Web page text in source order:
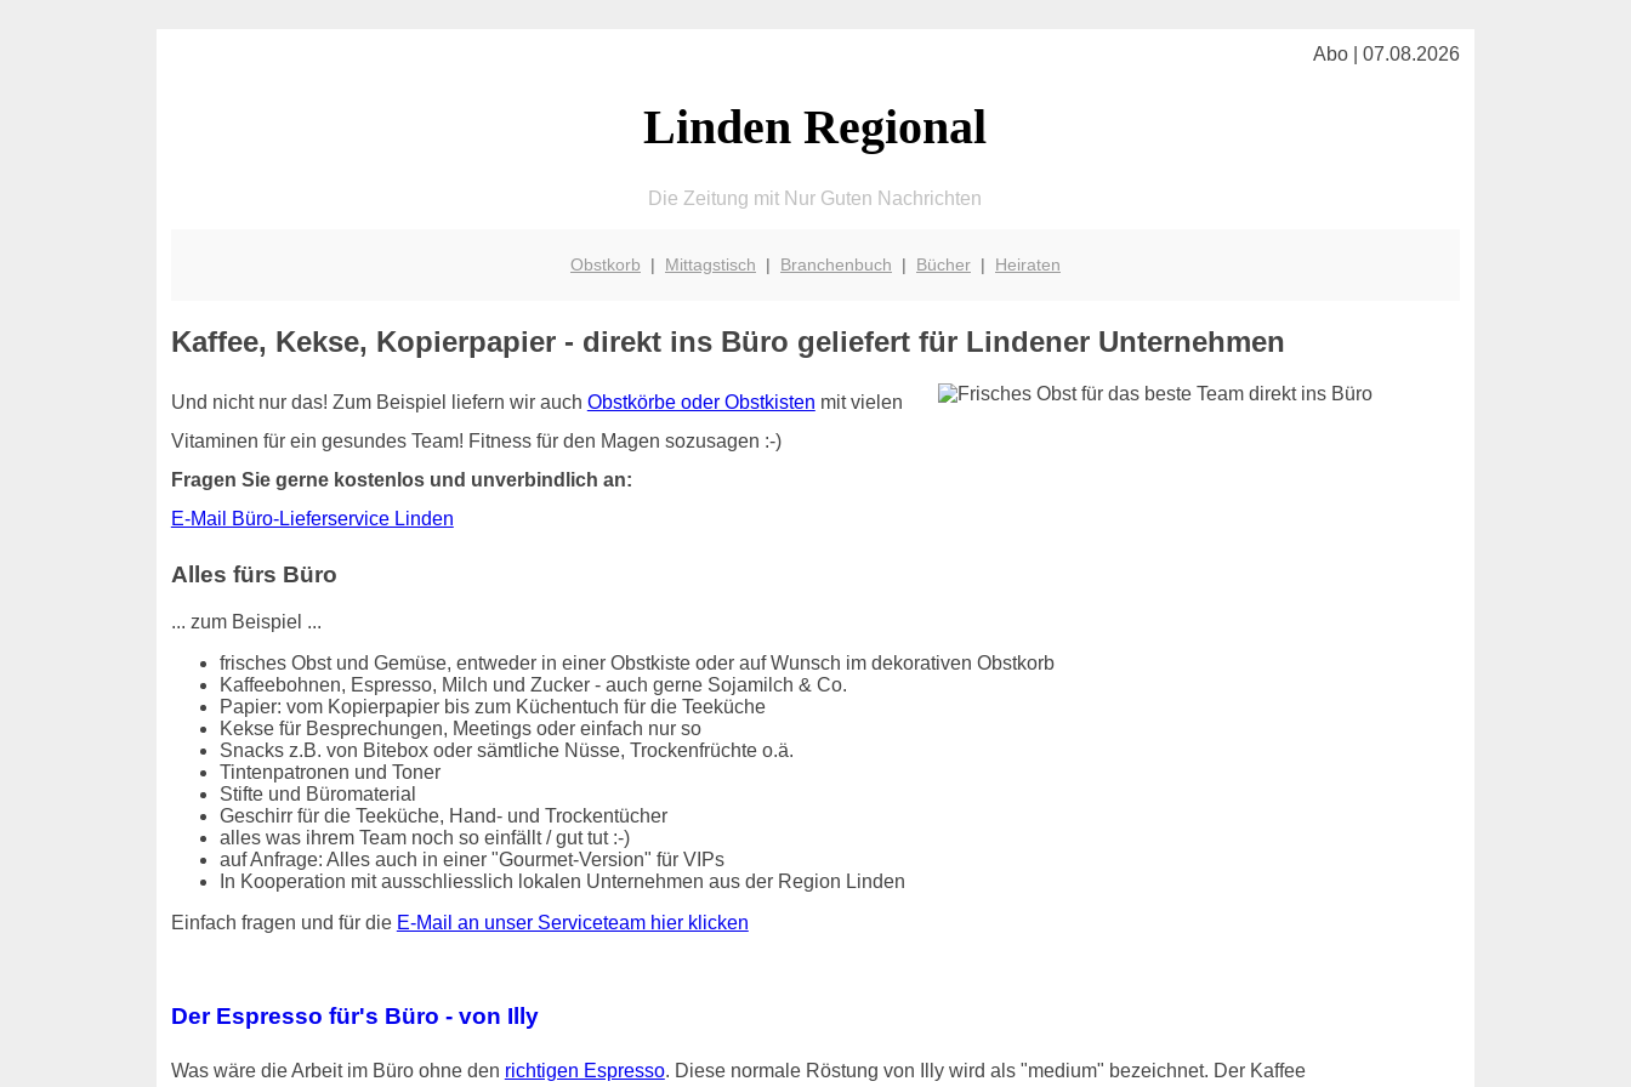
Abo | 07.08.2026
Linden Regional
Die Zeitung mit Nur Guten Nachrichten
Obstkorb | Mittagstisch | Branchenbuch | Bücher| Heiraten
Kaffee, Kekse, Kopierpapier - direkt ins Büro geliefert für Lindener Unternehmen
Und nicht nur das! Zum Beispiel liefern wir auch Obstkörbe oder Obstkisten mit vielen
Vitaminen für ein gesundes Team! Fitness für den Magen sozusagen :-)
Fragen Sie gerne kostenlos und unverbindlich an:
E-Mail Büro-Lieferservice Linden
Alles fürs Büro
... zum Beispiel ...
frisches Obst und Gemüse, entweder in einer Obstkiste oder auf Wunsch im dekorativen Obstkorb
Kaffeebohnen, Espresso, Milch und Zucker - auch gerne Sojamilch & Co.
Papier: vom Kopierpapier bis zum Küchentuch für die Teeküche
Kekse für Besprechungen, Meetings oder einfach nur so
Snacks z.B. von Bitebox oder sämtliche Nüsse, Trockenfrüchte o.ä.
Tintenpatronen und Toner
Stifte und Büromaterial
Geschirr für die Teeküche, Hand- und Trockentücher
alles was ihrem Team noch so einfällt / gut tut :-)
auf Anfrage: Alles auch in einer "Gourmet-Version" für VIPs
In Kooperation mit ausschliesslich lokalen Unternehmen aus der Region Linden
Einfach fragen und für die E-Mail an unser Serviceteam hier klicken
Der Espresso für's Büro - von Illy
Was wäre die Arbeit im Büro ohne den richtigen Espresso. Diese normale Röstung von Illy wird als "medium" bezeichnet. Der Kaffee